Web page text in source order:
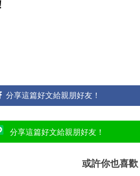
分享這篇好文給親朋好友！
分享這篇好文給親朋好友！
或許你也喜歡